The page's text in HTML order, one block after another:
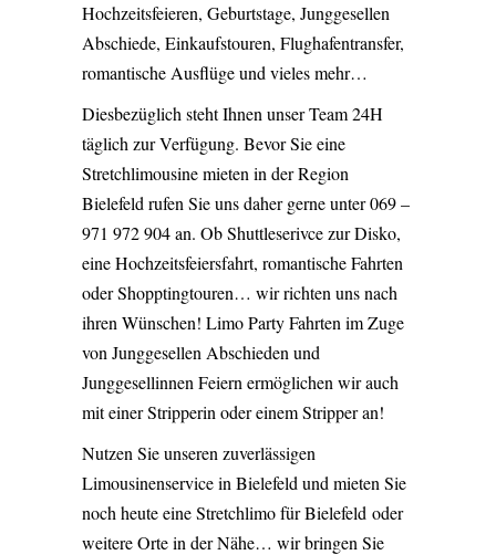
Hochzeitsfeieren, Geburtstage, Junggesellen
Abschiede, Einkaufstouren, Flughafentransfer,
romantische Ausflüge und vieles mehr…
Diesbezüglich steht Ihnen unser Team 24H
täglich zur Verfügung. Bevor Sie eine
Stretchlimousine mieten in der Region
Bielefeld rufen Sie uns daher gerne unter 069 –
971 972 904 an. ObShuttleserivce zur Disko,
eineHochzeitsfeiersfahrt, romantische Fahrten
oderShopptingtouren… wir richten uns nach
ihren Wünschen! Limo Party Fahrten im Zuge
von Junggesellen Abschieden und
Junggesellinnen Feiern ermöglichen wir auch
mit einer Stripperin oder einem Stripper an!
Nutzen Sie unseren zuverlässigen
Limousinenservice in Bielefeld und mieten Sie
noch heute eine Stretchlimo fürBielefeld oder
weitere Orte in der Nähe… wir bringen Sie